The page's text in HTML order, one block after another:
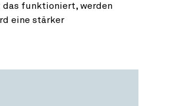
das funktioniert, werden
eine stärker